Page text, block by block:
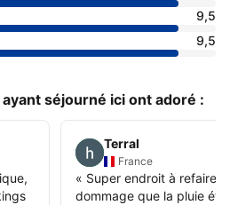
9,5
9,5
séjourné ici ont adoré :
Terral
France
« Super endroit à refaire
dommage que la pluie